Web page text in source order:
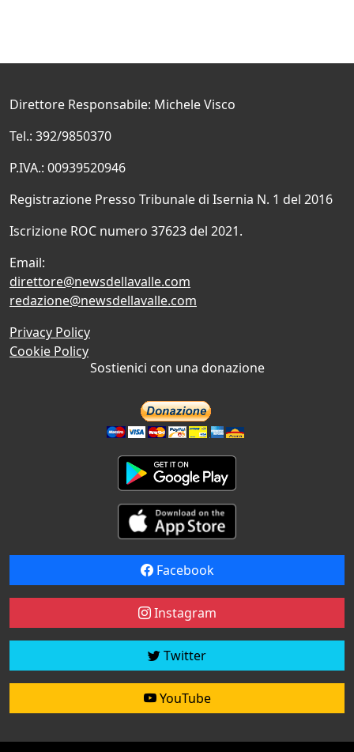
Direttore Responsabile: Michele Visco
Tel.: 392/9850370
P.IVA.: 00939520946
Registrazione Presso Tribunale di Isernia N. 1 del 2016
Iscrizione ROC numero 37623 del 2021.
Email:
direttore@newsdellavalle.com
redazione@newsdellavalle.com
Privacy Policy
Cookie Policy
Sostienici con una donazione
Facebook
Instagram
Twitter
YouTube